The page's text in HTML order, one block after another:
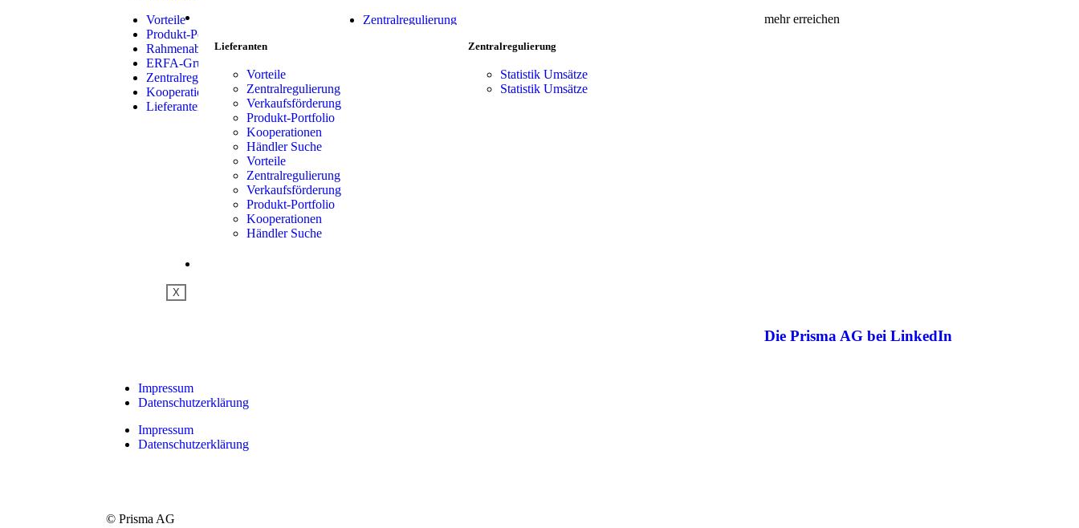
Lieferanten
Vorteile
Zentralregulierung
Verkaufsförderung
Produkt-Portfolio
Kooperationen
Händler Suche
Vorteile
Zentralregulierung
Verkaufsförderung
Produkt-Portfolio
Kooperationen
Händler Suche
Zentralregulierung
Statistik Umsätze
Statistik Umsätze
X
Vorteile
Produkt-Portfolio
Rahmenabkommen
ERFA-Gruppen
Zentralregulierung
Kooperationen
Lieferanten Suche
Zentralregulierung
mehr erreichen
Die Prisma AG bei LinkedIn
Impressum
Datenschutzerklärung
Impressum
Datenschutzerklärung
© Prisma AG